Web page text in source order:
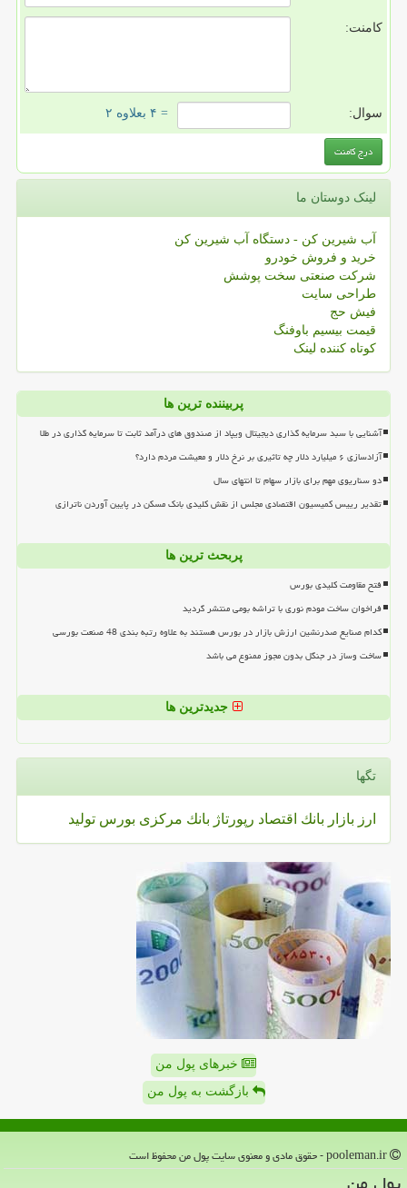
کامنت:
سوال: = ۴ بعلاوه ۲
لینک دوستان ما
آب شیرین کن - دستگاه آب شیرین کن
خرید و فروش خودرو
شرکت صنعتی سخت پوشش
طراحی سایت
فیش حج
قیمت بیسیم باوفنگ
کوتاه کننده لینک
پربیننده ترین ها
آشنایی با سبد سرمایه گذاری دیجیتال ویپاد از صندوق های درآمد ثابت تا سرمایه گذاری در طلا
آزادسازی ۶ میلیارد دلار چه تاثیری بر نرخ دلار و معیشت مردم دارد؟
دو سناریوی مهم برای بازار سهام تا انتهای سال
تقدیر رییس کمیسیون اقتصادی مجلس از نقش کلیدی بانک مسکن در پایین آوردن ناترازی
پربحث ترین ها
فتح مقاومت کلیدی بورس
فراخوان ساخت مودم نوری با تراشه بومی منتشر گردید
کدام صنایع صدرنشین ارزش بازار در بورس هستند به علاوه رتبه بندی 48 صنعت بورسی
ساخت وساز در جنگل بدون مجوز ممنوع می باشد
جدیدترین ها
تگها
ارز بازار بانك اقتصاد رپورتاژ بانك مركزی بورس تولید
خبرهای پول من
بازگشت به پول من